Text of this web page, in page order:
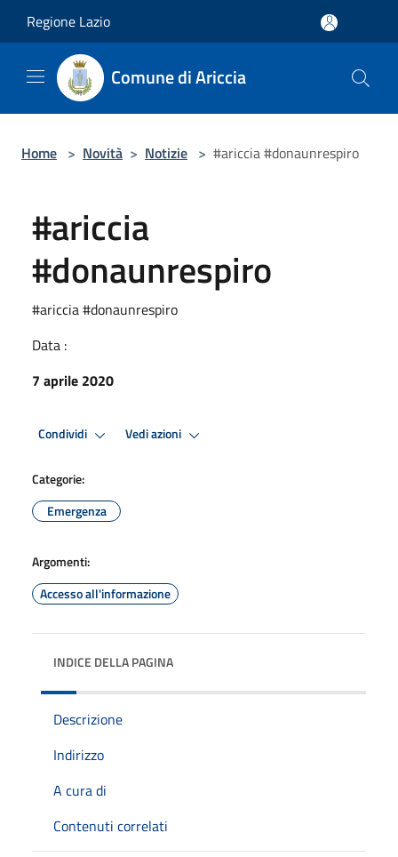
Regione Lazio
Comune di Ariccia
Home > Novità > Notizie > #ariccia #donaunrespiro
#ariccia
#donaunrespiro
#ariccia #donaunrespiro
Data :
7 aprile 2020
Condividi Vedi azioni
Categorie:
Emergenza
Argomenti:
Accesso all'informazione
INDICE DELLA PAGINA
Descrizione
Indirizzo
A cura di
Contenuti correlati